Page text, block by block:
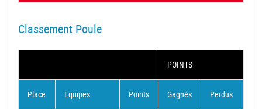
Classement Poule
POINTS
Place Equipes Points Gagnés Perdus